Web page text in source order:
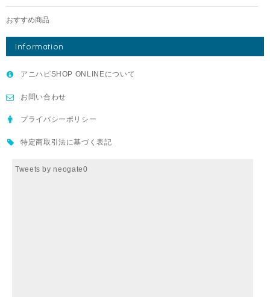
おすすめ商品
Information
アニハピSHOP ONLINEについて
お問い合わせ
プライバシーポリシー
特定商取引法に基づく表記
Tweets by neogate0